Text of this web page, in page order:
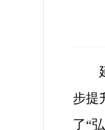
延
步提
了“